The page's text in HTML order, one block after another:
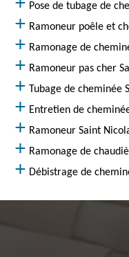
Pose de tubage de
Ramoneur poêle et
Ramonage de
Ramoneur pas cher
Tubage de cheminée
Entretien de
Ramoneur Saint
Ramonage de
Débistrage de